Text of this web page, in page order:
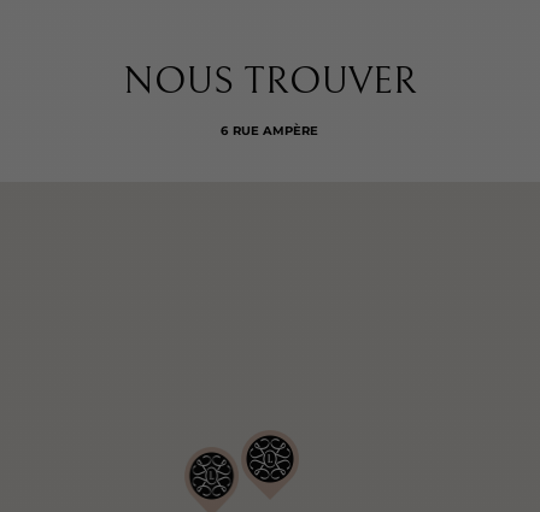
NOUS TROUVER
6 RUE AMPÈRE